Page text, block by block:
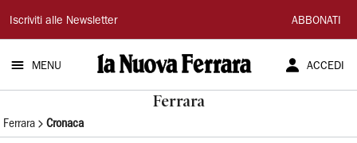
La
Nuova
Ferrara
Iscriviti alle Newsletter ABBONATI
MENU ACCEDI
Ferrara
Ferrara Cronaca